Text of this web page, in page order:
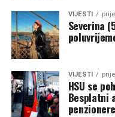
VIJESTI
Severina
VIJESTI
HSU se
Besplatni
penzionere